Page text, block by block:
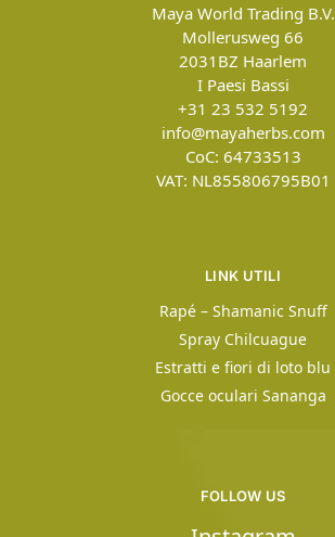
Maya World Trading B.V.
Mollerusweg 66
2031BZ Haarlem
I Paesi Bassi
+31 23 532 5192
info@mayaherbs.com
CoC: 64733513
VAT: NL855806795B01
LINK UTILI
Rapé – Shamanic Snuff
Spray Chilcuague
Estratti e fiori di loto blu
Gocce oculari Sananga
FOLLOW US